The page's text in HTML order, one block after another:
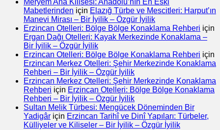
Meryem Ana Kilisesi: Anadolu’nın En Eski
Mabetlerinden için Elazığ Türbe ve Mescitleri: Harput’ın
Manevi Mirası – Bir İyilik – Özgür İyilik
Erzincan Otelleri: Bölge Bölge Konaklama Rehberi için
Ergan Dağı Otelleri: Kayak Merkezinde Konaklama –
Bir İyilik – Özgür İyilik
Erzincan Otelleri: Bölge Bölge Konaklama Rehberi için
Erzincan Merkez Otelleri: Şehir Merkezinde Konaklama
Rehberi – Bir İyilik – Özgür İyilik
Erzincan Merkez Otelleri: Şehir Merkezinde Konaklama
Rehberi için Erzincan Otelleri: Bölge Bölge Konaklama
Rehberi – Bir İyilik – Özgür İyilik
Sultan Melik Türbesi: Mengücek Döneminden Bir
Yadigâr için Erzincan Tarihî ve Dinî Yapıları: Türbeler,
Külliyeler ve Kiliseler – Bir İyilik – Özgür İyilik